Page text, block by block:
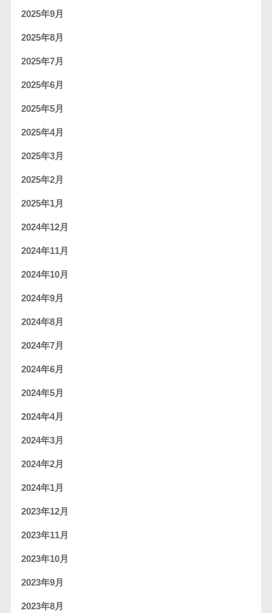
2025年9月
2025年8月
2025年7月
2025年6月
2025年5月
2025年4月
2025年3月
2025年2月
2025年1月
2024年12月
2024年11月
2024年10月
2024年9月
2024年8月
2024年7月
2024年6月
2024年5月
2024年4月
2024年3月
2024年2月
2024年1月
2023年12月
2023年11月
2023年10月
2023年9月
2023年8月